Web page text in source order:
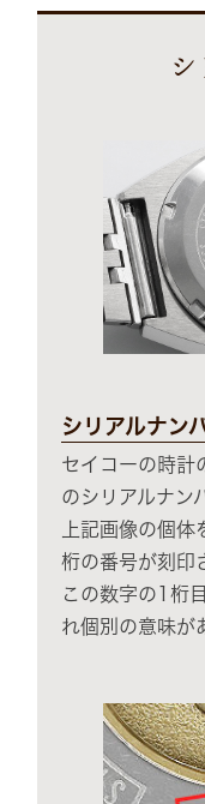
シリアルナン
セイコーの時計
のシリアルナン
上記画像の個
桁の番号が刻印
この数字の1桁
れ個別の意味が